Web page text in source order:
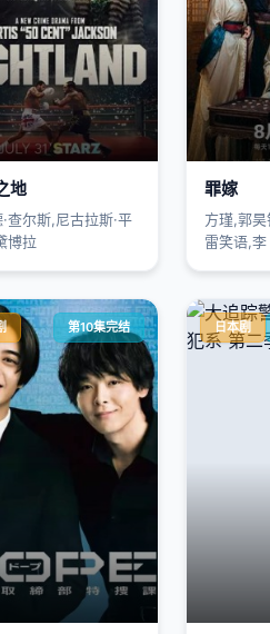
地
查尔斯,尼古拉斯·平
博拉
罪嫁
方瑾,郭
雷笑语,李
第10集完结 日本剧